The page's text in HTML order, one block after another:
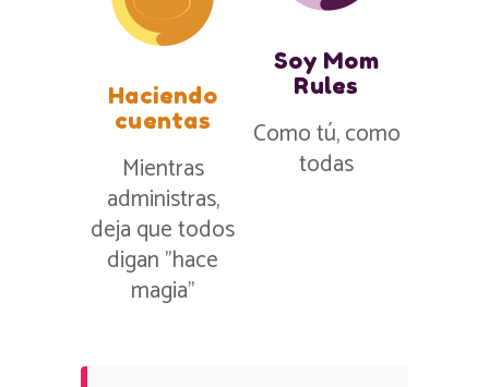
Haciendo
cuentas
Mientras
administras,
deja que todos
digan ”hace
magia”
Soy Mom
Rules
Como tú, como
todas